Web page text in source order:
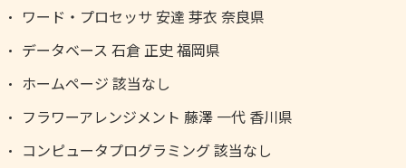
ワード・プロセッサ 安達 芽衣 奈良県
データベース 石倉 正史 福岡県
ホームページ 該当なし
フラワーアレンジメント 藤澤 一代 香川県
コンピュータプログラミング 該当なし